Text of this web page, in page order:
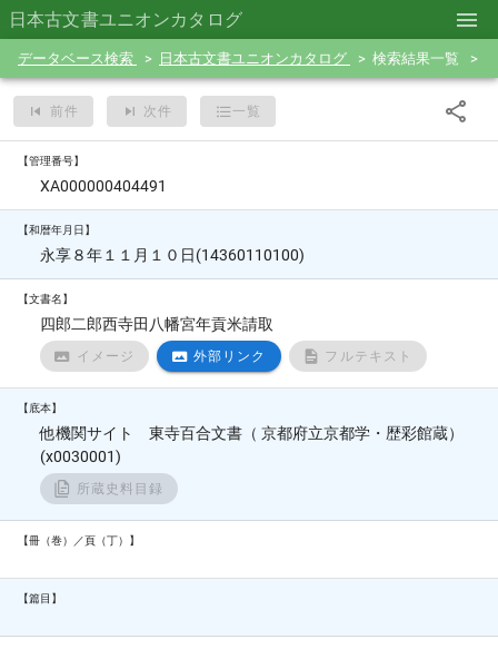
日本古文書ユニオンカタログ
データベース検索 日本古文書ユニオンカタログ 検索結果一覧
前件 次件 一覧
【管理番号】
XA000000404491
【和暦年月日】
永享８年１１月１０日(14360110100)
【文書名】
四郎二郎西寺田八幡宮年貢米請取
イメージ 外部リンク フルテキスト
【底本】
他機関サイト 東寺百合文書（ 京都府立京都学・歴彩館蔵）
(x0030001)
所蔵史料目録
【冊（巻）／頁（丁）】
【篇目】